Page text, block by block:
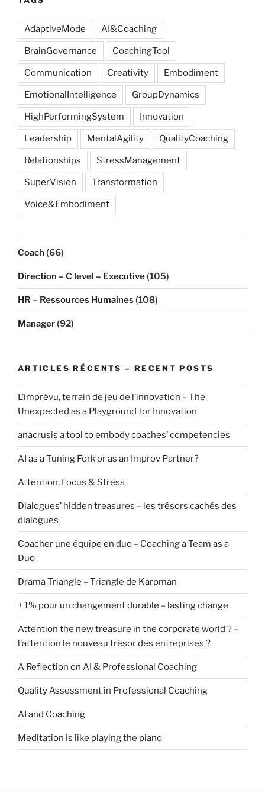
AdaptiveMode AI&Coaching
BrainGovernance CoachingTool
Communication Creativity Embodiment
EmotionalIntelligence GroupDynamics
HighPerformingSystem Innovation
Leadership MentalAgility QualityCoaching
Relationships StressManagement
SuperVision Transformation
Voice&Embodiment
Coach (66)
Direction – C level – Executive(105)
HR – Ressources Humaines(108)
Manager(92)
ARTICLES RÉCENTS – RECENT POSTS
L’imprévu, terrain de jeu de l’innovation – The
Unexpected as a Playground for Innovation
anacrusis a tool to embody coaches’ competencies
AI as a Tuning Fork or as an Improv Partner?
Attention, Focus & Stress
Dialogues’ hidden treasures – les trésors cachés des
dialogues
Coacher une équipe en duo – Coaching a Team as a
Duo
Drama Triangle – Triangle de Karpman
+ 1% pour un changement durable – lasting change
Attention the new treasure in the corporate world ? –
l’attention le nouveau trésor des entreprises ?
A Reflection on AI & Professional Coaching
Quality Assessment in Professional Coaching
AI and Coaching
Meditation is like playing the piano